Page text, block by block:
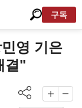
구독
영 기은
결"